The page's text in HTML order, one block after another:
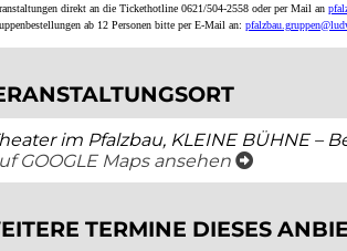
direkt an die Tickethotline 0621/504-2558 oder per Mail an
ab 12 Personen bitte per E-Mail an:
im Pfalzbau, KLEINE BÜHNE –
GOOGLE Maps ansehen öffnet ein
TERMINE DIESES